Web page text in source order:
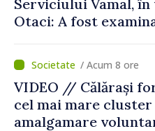
Serviciului Vamal, în
Otaci: A fost
control vamal cu un
performant/ Acum 8 ore
VIDEO // Călărași
cel mai mare cluster
amalgamare